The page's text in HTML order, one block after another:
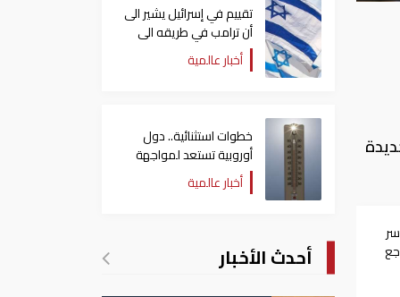
تقييم في إسرائيل يشير الى
أن ترامب في طريقه الى
إبرام اتفاق مع إيران
أخبار عالمية
خطوات استثنائية.. دول
أوروبية تستعد لمواجهة
موجة حر غير مسبوقة
أخبار عالمية
أحدث الأخبار